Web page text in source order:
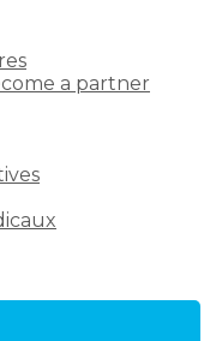
a partner